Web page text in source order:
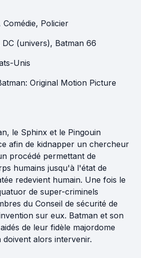
Comédie, Policier
DC (univers), Batman 66
Unis
Original Motion Picture
le Sphinx et le Pingouin
afin de kidnapper un chercheur
procédé permettant de
humains jusqu'à l'état de
redevient humain. Une fois le
de super-criminels
du Conseil de sécurité de
sur eux. Batman et son
de leur fidèle majordome
alors intervenir.